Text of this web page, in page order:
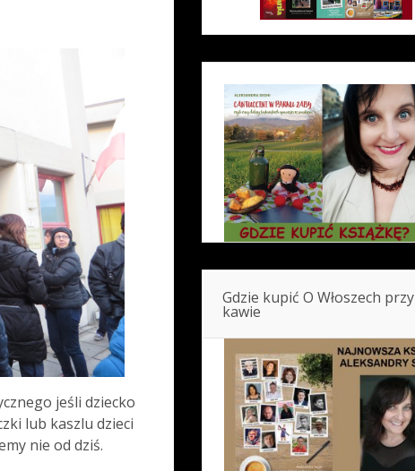
jeśli dziecko
lub kaszlu dzieci
nie od dziś.
Gdzie kupić O Włoszech przy
kawie